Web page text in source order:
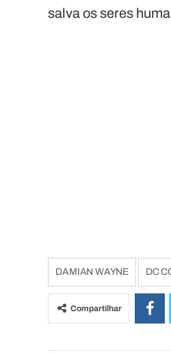
salva os seres
DAMIAN WAYNE DC
Compartilhar